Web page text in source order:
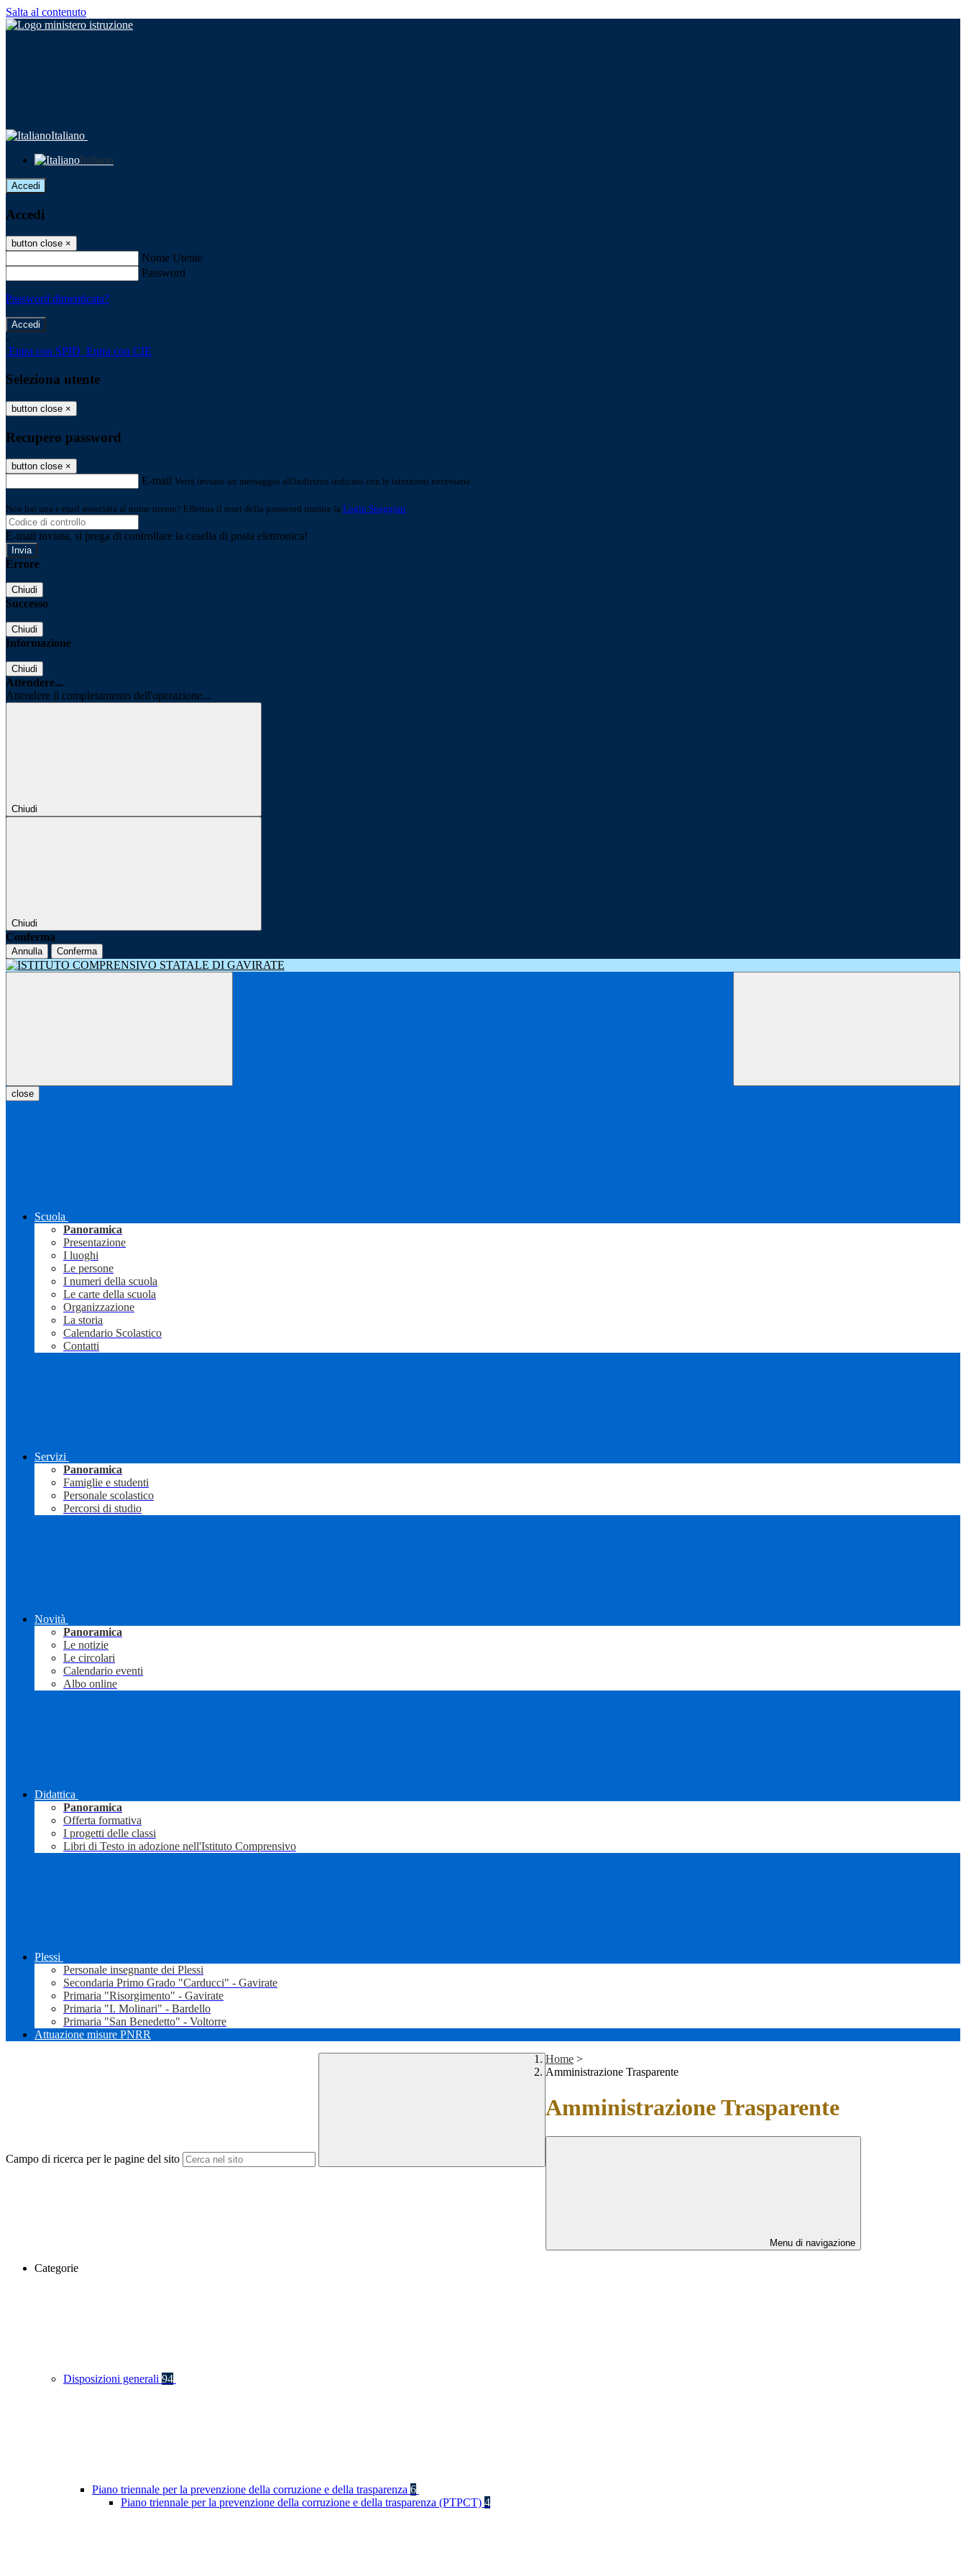
Salta al contenuto
Italiano
Italiano
Accedi
Accedi
button close ×
Nome Utente
Password
Password dimenticata?
-
Entra con SPID Entra con CIE
Seleziona utente
button close ×
Recupero password
button close ×
E-mail Verrà inviato un messaggio all'indirizzo indicato con le istruzioni necessarie.
Non hai una e-mail associata al nome utente? Effettua il reset della password tramite la Login Spaggiari
E-mail inviata, si prega di controllare la casella di posta elettronica!
Errore
Chiudi
Successo
Chiudi
Informazione
Chiudi
Attendere...
Attendere il completamento dell'operazione...
Chiudi
Chiudi
Conferma
Annulla Conferma
close
Scuola
Panoramica
Presentazione
I luoghi
Le persone
I numeri della scuola
Le carte della scuola
Organizzazione
La storia
Calendario Scolastico
Contatti
Servizi
Panoramica
Famiglie e studenti
Personale scolastico
Percorsi di studio
Novità
Panoramica
Le notizie
Le circolari
Calendario eventi
Albo online
Didattica
Panoramica
Offerta formativa
I progetti delle classi
Libri di Testo in adozione nell'Istituto Comprensivo
Plessi
Personale insegnante dei Plessi
Secondaria Primo Grado "Carducci" - Gavirate
Primaria "Risorgimento" - Gavirate
Primaria "I. Molinari" - Bardello
Primaria "San Benedetto" - Voltorre
Attuazione misure PNRR
Campo di ricerca per le pagine del sito
Home >
Amministrazione Trasparente
Amministrazione Trasparente
Menu di navigazione
Categorie
Disposizioni generali 94
Piano triennale per la prevenzione della corruzione e della trasparenza 6
Piano triennale per la prevenzione della corruzione e della trasparenza (PTPCT) 4